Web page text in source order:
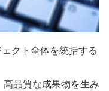
クト全体を統括する
品質な成果物を生み